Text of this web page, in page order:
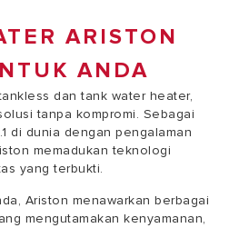
ARISTON
ANDA
dan tank water heater,
tanpa kompromi. Sebagai
di dunia dengan pengalaman
memadukan teknologi
yang terbukti.
Ariston menawarkan berbagai
mengutamakan kenyamanan,